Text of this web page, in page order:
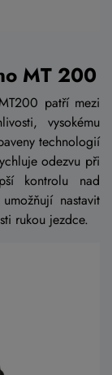
MT 200
patří mezi
vysokému
technologií
odezvu při
kontrolu nad
nastavit
rukou jezdce.